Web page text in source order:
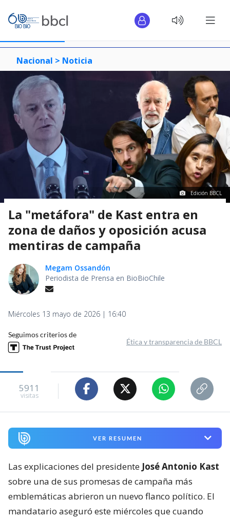
Nacional > Noticia
Edición BBCL
La "metáfora" de Kast entra en
zona de daños y oposición acusa
mentiras de campaña
Megam Ossandón
Periodista de Prensa en BioBioChile
Miércoles 13 mayo de 2026 | 16:40
Seguimos criterios de
Ética y transparencia de BBCL
5911
visitas
VER RESUMEN
Las explicaciones del presidente José Antonio Kast
sobre una de sus promesas de campaña más
emblemáticas abrieron un nuevo flanco político. El
mandatario aseguró este miércoles que cuando